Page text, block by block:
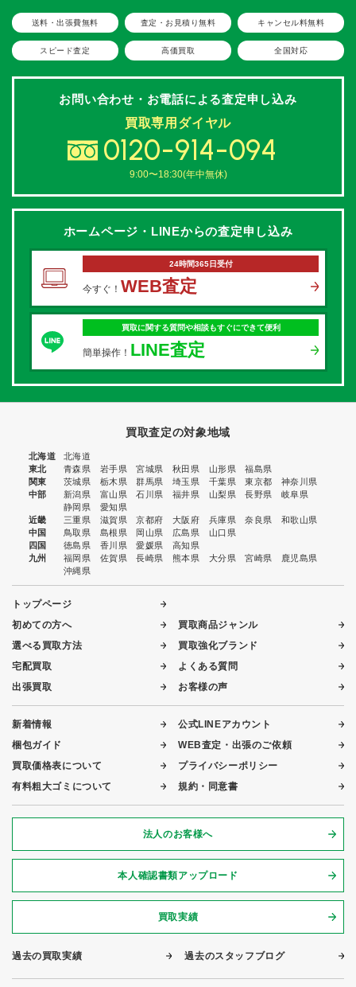
送料・出張費無料 査定・お見積り無料 キャンセル料無料
スピード査定 高価買取 全国対応
お問い合わせ・お電話による査定申し込み
買取専用ダイヤル
0120-914-094
9:00〜18:30(年中無休)
ホームページ・LINEからの査定申し込み
24時間365日受付
今すぐ！ WEB査定
買取に関する質問や相談もすぐにできて便利
簡単操作！ LINE査定
買取査定の対象地域
北海道
北海道
東北
青森県 岩手県 宮城県 秋田県 山形県
福島県
関東
茨城県 栃木県 群馬県 埼玉県 千葉県 東京都
神奈川県
中部
新潟県 富山県 石川県 福井県 山梨県 長野県
岐阜県
静岡県
愛知県
近畿
三重県 滋賀県 京都府 大阪府 兵庫県 奈良県
和歌山県
中国
鳥取県 島根県 岡山県 広島県
山口県
四国
徳島県 香川県 愛媛県
高知県
九州
福岡県 佐賀県 長崎県 熊本県 大分県 宮崎県
鹿児島県
沖縄県
トップページ
初めての方へ
選べる買取方法
宅配買取
出張買取
買取商品ジャンル
買取強化ブランド
よくある質問
お客様の声
新着情報
梱包ガイド
買取価格表について
有料粗大ゴミについて
公式LINEアカウント
WEB査定・出張のご依頼
プライバシーポリシー
規約・同意書
法人のお客様へ
本人確認書類アップロード
買取実績
過去の買取実績 過去のスタッフブログ